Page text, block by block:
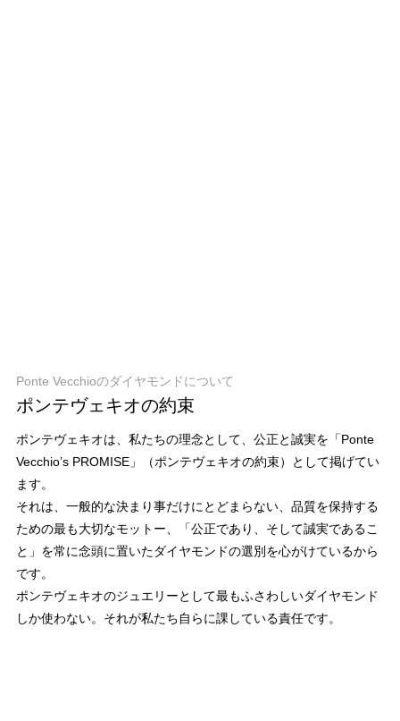
Ponte Vecchioのダイヤモンドについて
ポンテヴェキオの約束
ポンテヴェキオは、私たちの理念として、公正と誠実を「Ponte
Vecchio’s PROMISE」（ポンテヴェキオの約束）として掲げてい
ます。
それは、一般的な決まり事だけにとどまらない、品質を保持する
ための最も大切なモットー、「公正であり、そして誠実であるこ
と」を常に念頭に置いたダイヤモンドの選別を心がけているから
です。
ポンテヴェキオのジュエリーとして最もふさわしいダイヤモンド
しか使わない。それが私たち自らに課している責任です。